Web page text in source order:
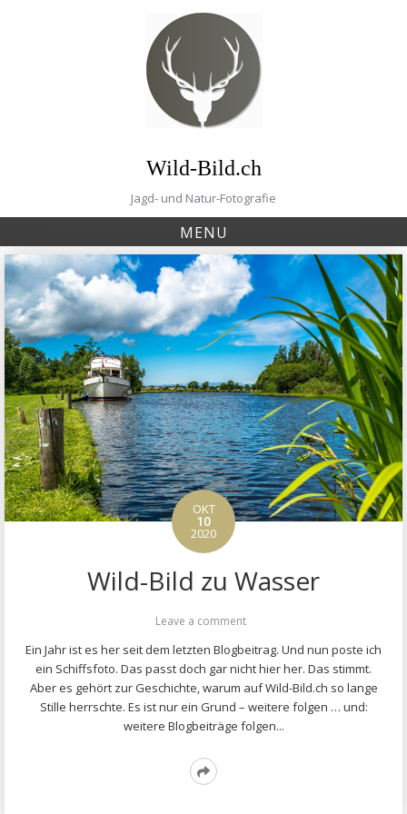
Wild-Bild.ch
Jagd- und Natur-Fotografie
MENU
OKT
10
2020
Wild-Bild zu Wasser
Leave a commenton
Bild
zu
Wasser
Ein Jahr ist es her seit dem letzten Blogbeitrag. Und nun poste ich
ein Schiffsfoto. Das passt doch gar nicht hier her. Das stimmt.
Aber es gehört zur Geschichte, warum auf Wild-Bild.ch so lange
Stille herrschte. Es ist nur ein Grund – weitere folgen … und:
weitere Blogbeiträge folgen...
Read